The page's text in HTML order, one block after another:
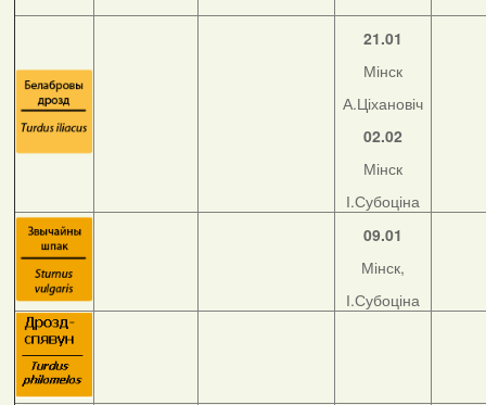
21.01
Мінск
А.Ціхановіч
02.02
Мінск
І.Субоціна
09.01
Мінск,
І.Субоціна